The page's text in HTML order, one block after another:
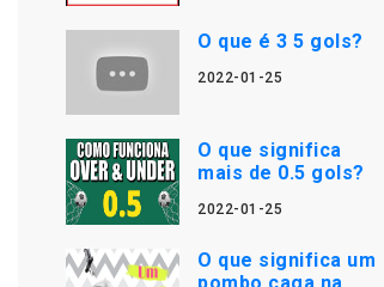
O que é 3 5 gols?
2022-01-25
O que significa
mais de 0.5 gols?
2022-01-25
O que significa um